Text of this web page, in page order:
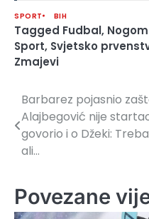
SPORT BIH
Tagged Fudbal,
Sport, Svjetsko
Zmajevi
Navigacija
članaka
Barbarez pojasnio
Alajbegović nije
govorio i o Džeki:
ali…
Povezane